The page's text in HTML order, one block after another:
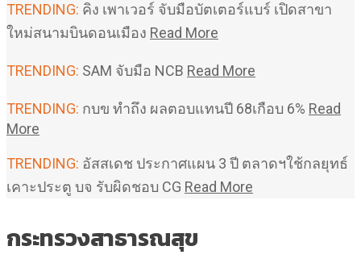
TRENDING: คิง เพาเวอร์ จับมือบัตเตอร์แบร์ เปิดสาขา
ใหม่สนามบินดอนเมือง Read More
TRENDING: SAM จับมือ NCB Read More
TRENDING: กบข ทำถึง ผลตอบแทนปี 68เกือบ 6% Read
More
TRENDING: อัสสเดช ประกาศแผน 3 ปี ตลาดฯใช้กลยุทธ์
เคาะประตู บจ รับผิดชอบ CG Read More
กระทรวงสาธารณสุข